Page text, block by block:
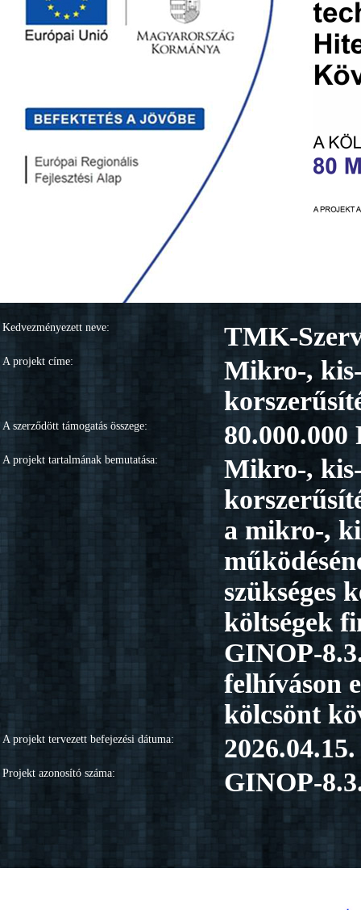
Kedvezményezett neve: TMK-
A projekt címe:
Mikro-,
A szerződött támogatás összege: 80.000.000
A projekt tartalmának bemutatása:
Mikro-,
a mikro-,
szükséges
költségek
GINOP-
felhíváson
kölcsönt
A projekt tervezett befejezési dátuma: 2026.04.15.
Projekt azonosító száma: GINOP-